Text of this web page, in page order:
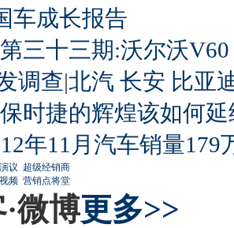
车成长报告
第三十三期:沃尔沃
调查|北汽 长安 比亚
保时捷的辉煌该如何延
年11月汽车销量179
议 超级经销商
频 营销点将堂
微博更多>>